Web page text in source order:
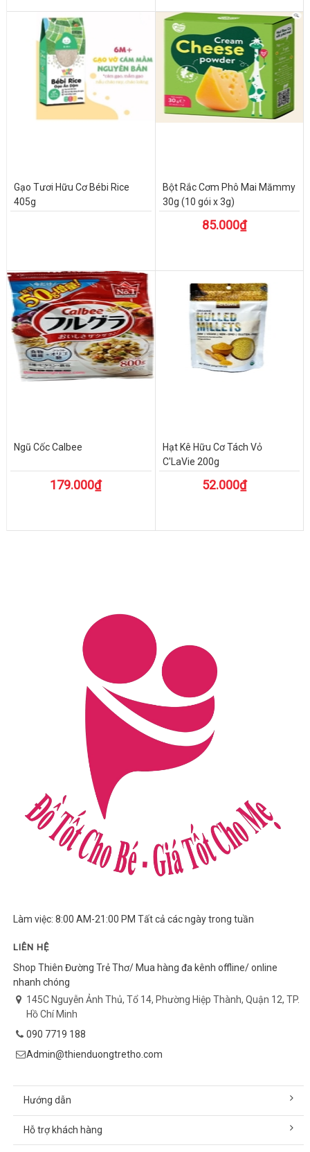
Gạo Tươi Hữu Cơ Bébi Rice
405g
Bột Rắc Cơm Phô Mai Mămmy
30g (10 gói x 3g)
85.000₫
Ngũ Cốc Calbee
179.000₫
Hạt Kê Hữu Cơ Tách Vỏ
C'LaVie 200g
52.000₫
Làm việc: 8:00 AM-21:00 PM Tất cả các ngày trong tuần
LIÊN HỆ
Shop Thiên Đường Trẻ Thơ/ Mua hàng đa kênh offline/ online
nhanh chóng
145C Nguyễn Ảnh Thủ, Tổ 14, Phường Hiệp Thành, Quận 12, TP.
Hồ Chí Minh
090 7719 188
Admin@thienduongtretho.com
Hướng dẫn
Hỗ trợ khách hàng